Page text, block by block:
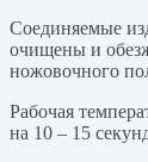
Соединяемые
очищены и
ножовочного
Рабочая
на 10 – 15